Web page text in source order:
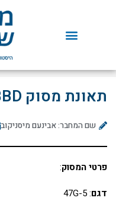
תאונת מסוק 4X-BBD
שם המחבר: אבינעם מיסניקוב
פרטי המסוק:
דגם: 47G-5